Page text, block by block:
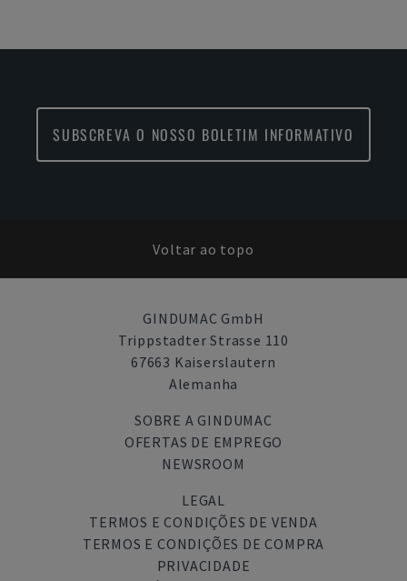
SUBSCREVA O NOSSO BOLETIM INFORMATIVO
Voltar ao topo
GINDUMAC GmbH
Trippstadter Strasse 110
67663 Kaiserslautern
Alemanha
SOBRE A GINDUMAC
OFERTAS DE EMPREGO
NEWSROOM
LEGAL
TERMOS E CONDIÇÕES DE VENDA
TERMOS E CONDIÇÕES DE COMPRA
PRIVACIDADE